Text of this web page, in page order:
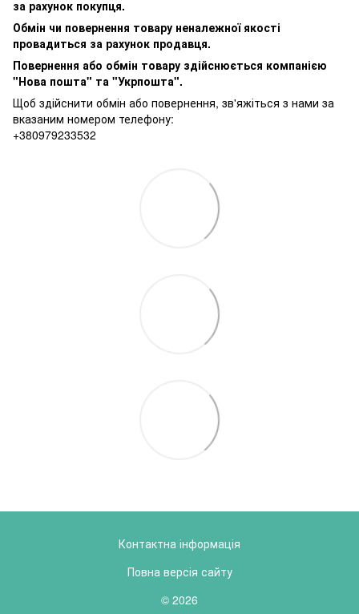
за рахунок покупця.
Обмін чи повернення товару неналежної якості
провадиться за рахунок продавця.
Повернення або обмін товару здійснюється компанією
"Нова пошта" та "Укрпошта".
Щоб здійснити обмін або повернення, зв'яжіться з нами за
вказаним номером телефону:
+380979233532
Контактна інформація
Повна версія сайту
© 2026